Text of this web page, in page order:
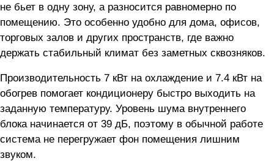
не бьет в одну зону, а разносится равномерно по
помещению. Это особенно удобно для дома, офисов,
торговых залов и других пространств, где важно
держать стабильный климат без заметных сквозняков.
Производительность 7 кВт на охлаждение и 7.4 кВт на
обогрев помогает кондиционеру быстро выходить на
заданную температуру. Уровень шума внутреннего
блока начинается от 39 дБ, поэтому в обычной работе
система не перегружает фон помещения лишним
звуком.